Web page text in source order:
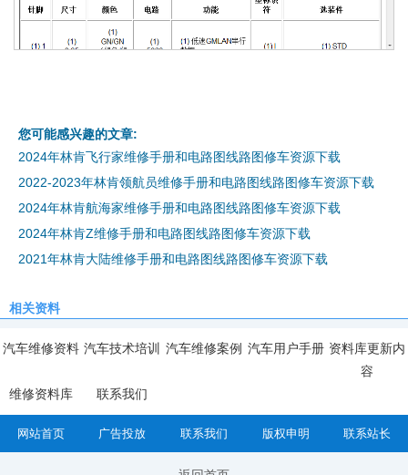
您可能感兴趣的文章:
2024年林肯飞行家维修手册和电路图线路图修车资源下载
2022-2023年林肯领航员维修手册和电路图线路图修车资源下载
2024年林肯航海家维修手册和电路图线路图修车资源下载
2024年林肯Z维修手册和电路图线路图修车资源下载
2021年林肯大陆维修手册和电路图线路图修车资源下载
相关资料
汽车维修资料 汽车技术培训 汽车维修案例 汽车用户手册 资料库更新内
容
维修资料库
联系我们
网站首页 广告投放 联系我们 版权申明 联系站长